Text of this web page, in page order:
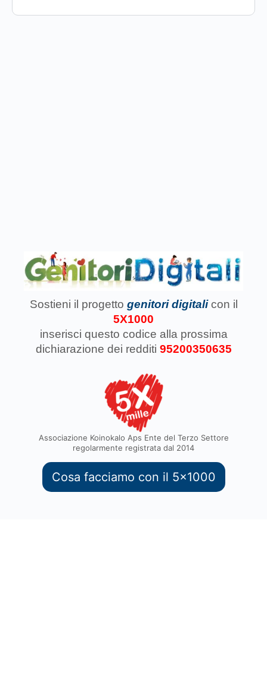
Sostieni il progetto genitori digitali con il
5X1000
inserisci questo codice alla prossima
dichiarazione dei redditi 95200350635
Associazione Koinokalo Aps Ente del Terzo Settore
regolarmente registrata dal 2014
Cosa facciamo con il 5x1000